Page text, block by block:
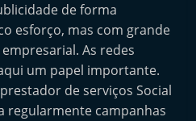
de forma
esforço, mas com grande
As redes
um papel importante.
de serviços Social
regularmente campanhas